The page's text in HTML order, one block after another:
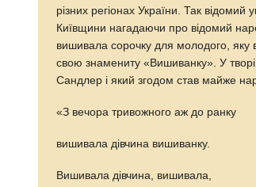
різних регіонах України. Так
Київщини нагадаючи про відомий
вишивала сорочку для молодого, яку
свою знамениту «Вишиванку». У
Сандлер і який згодом став майже
«З вечора тривожного аж до ранку
вишивала дівчина вишиванку.
Вишивала дівчина, вишивала,